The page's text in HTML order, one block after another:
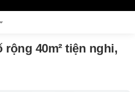
rộng 40m² tiện nghi,